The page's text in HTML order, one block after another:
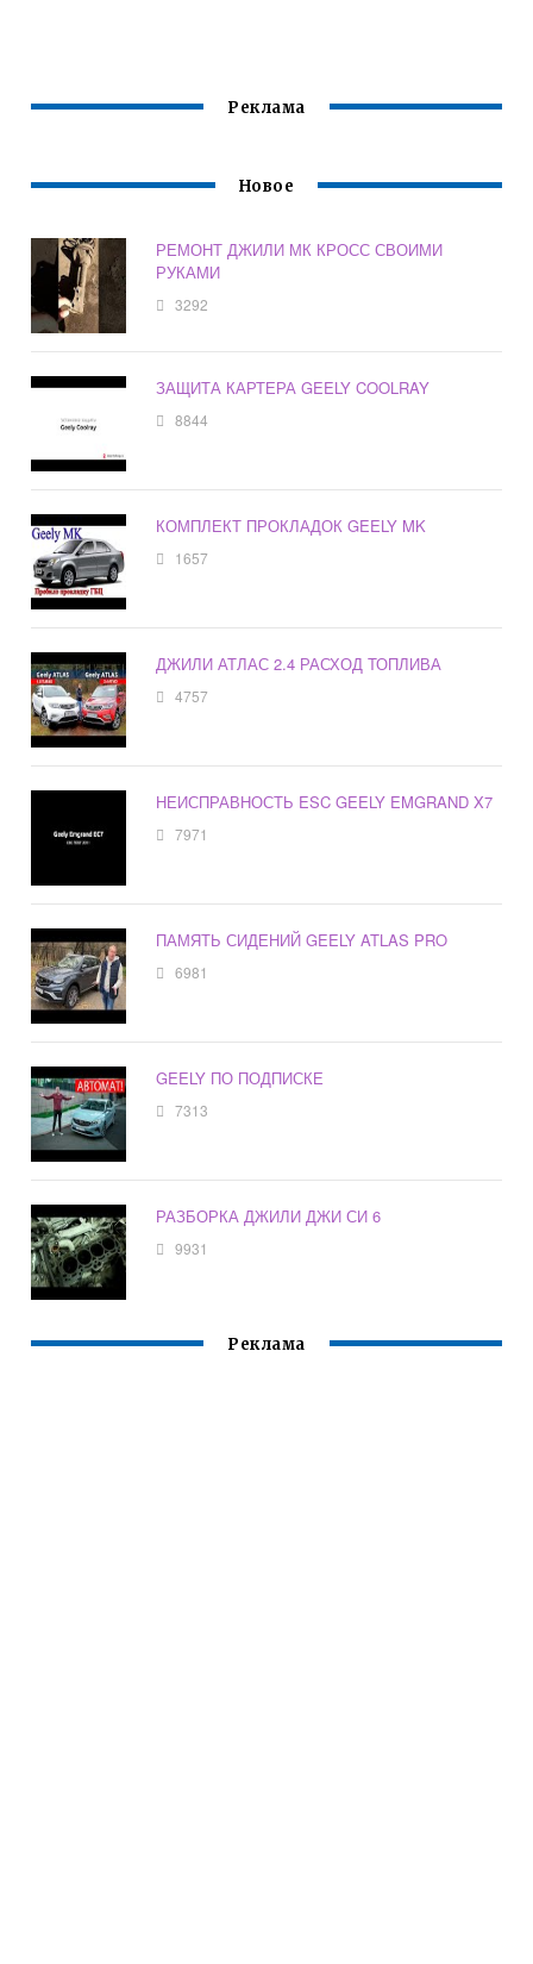
Реклама
Новое
РЕМОНТ ДЖИЛИ МК КРОСС СВОИМИ
РУКАМИ
3292
ЗАЩИТА КАРТЕРА GEELY COOLRAY
8844
КОМПЛЕКТ ПРОКЛАДОК GEELY MK
1657
ДЖИЛИ АТЛАС 2.4 РАСХОД ТОПЛИВА
4757
НЕИСПРАВНОСТЬ ESC GEELY EMGRAND X7
7971
ПАМЯТЬ СИДЕНИЙ GEELY ATLAS PRO
6981
GEELY ПО ПОДПИСКЕ
7313
РАЗБОРКА ДЖИЛИ ДЖИ СИ 6
9931
Реклама